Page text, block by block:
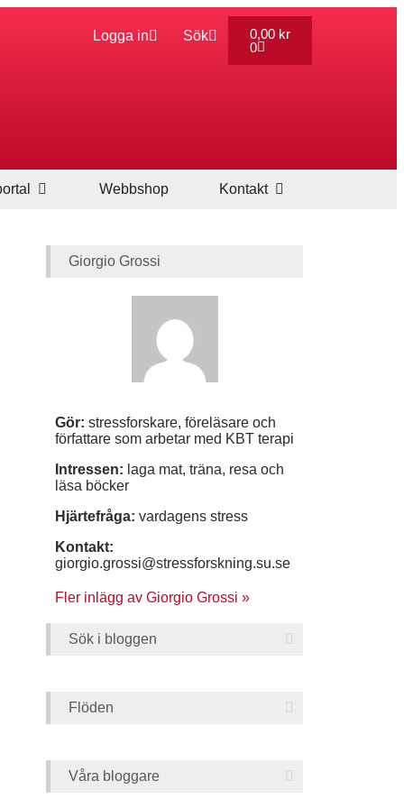
Logga in Sök 0,00 kr
0
Webbshop Kontakt
Giorgio Grossi
Gör: stressforskare, föreläsare och
författare som arbetar med KBT terapi
Intressen: laga mat, träna, resa och
läsa böcker
Hjärtefråga: vardagens stress
Kontakt:
giorgio.grossi@stressforskning.su.se
Fler inlägg av Giorgio Grossi »
Sök i bloggen
Flöden
Våra bloggare